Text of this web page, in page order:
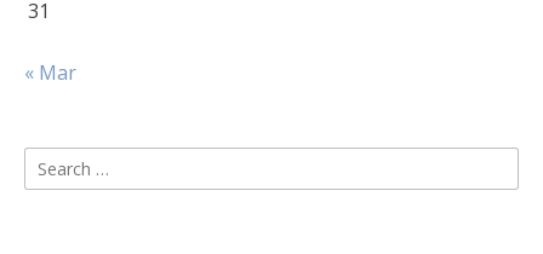
31
« Mar
Search
for: